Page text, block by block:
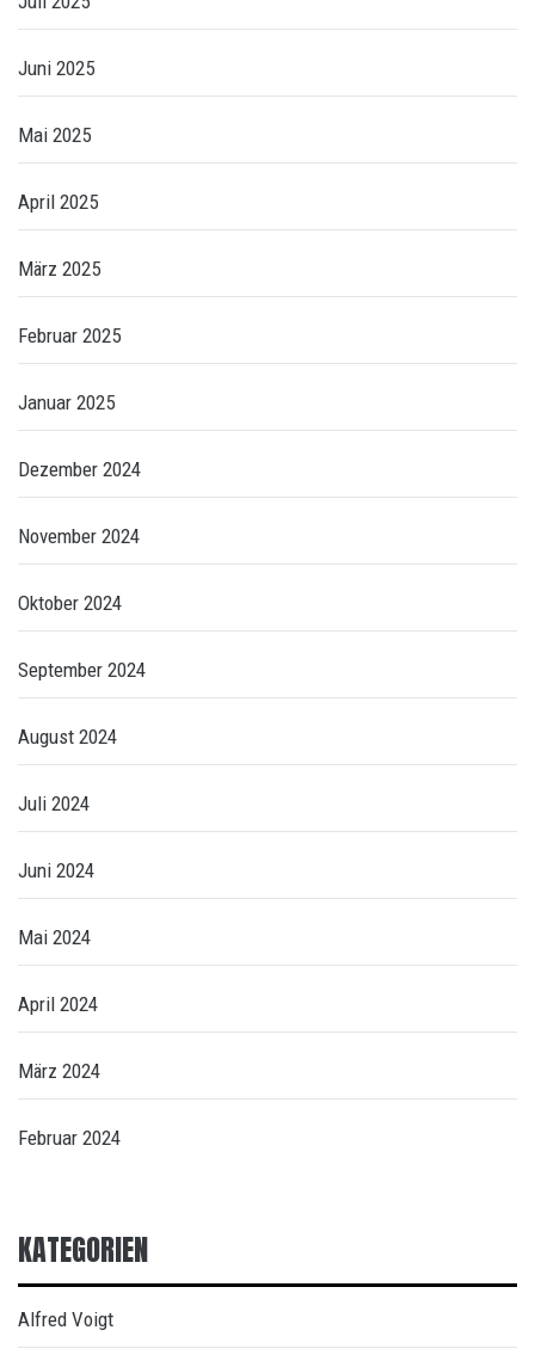
Juni 2025
Mai 2025
April 2025
März 2025
Februar 2025
Januar 2025
Dezember 2024
November 2024
Oktober 2024
September 2024
August 2024
Juli 2024
Juni 2024
Mai 2024
April 2024
März 2024
Februar 2024
KATEGORIEN
Alfred Voigt